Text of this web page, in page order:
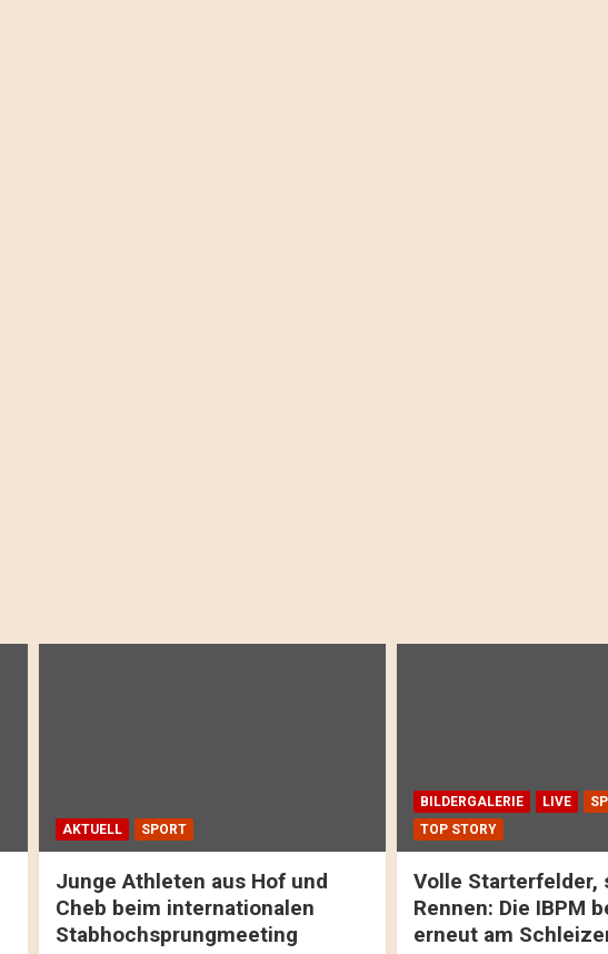
AKTUELL SPORT
Junge Athleten aus Hof und
Cheb beim internationalen
Stabhochsprungmeeting
BILDERGALERIE LIVE
TOP STORY
Volle Starterfelder,
Rennen: Die IBPM
erneut am